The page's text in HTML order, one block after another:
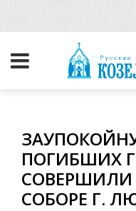
ПОГИБШИХ
СОВЕРШИЛИ
СОБОРЕ Г.